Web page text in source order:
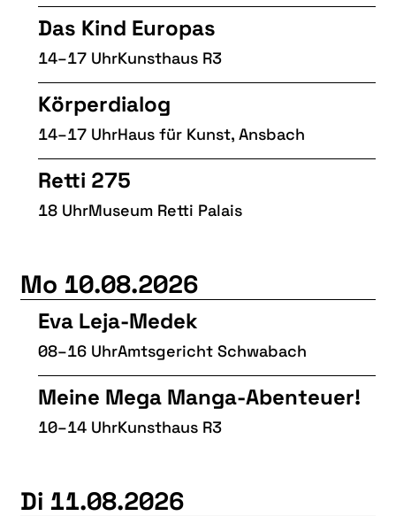
VERANSTALTUNGEN UNSERER MITGLIEDER
BEFREUNDETE KUNSTVEREINE
Das Kind Europas
14–17 UhrKunsthaus R3
Körperdialog
14–17 UhrHaus für Kunst, Ansbach
Retti 275
18 UhrMuseum Retti Palais
Mo 10.08.2026
Eva Leja-Medek
08–16 UhrAmtsgericht Schwabach
Meine Mega Manga-Abenteuer!
10–14 UhrKunsthaus R3
Di 11.08.2026